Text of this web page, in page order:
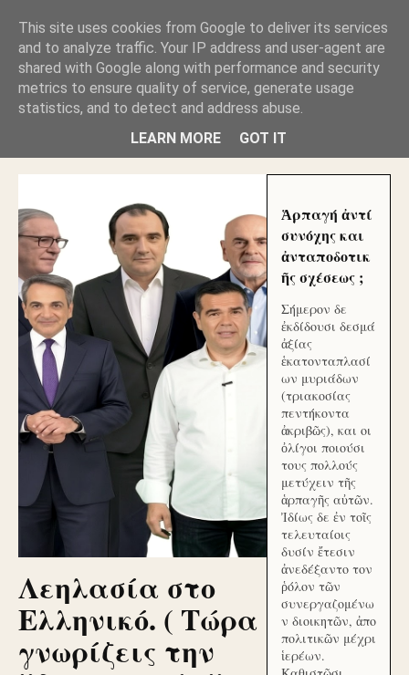
ΑΥΤΟΧΘΟΝΕΣ ΜΟΥ ΕΚΛΕΙΣΑΝ ΤΑ ΣΟΣΙΑΛ ΚΑΙ
ΦΙΜΩΣΑΝ ΤΟ SITE. ΟΙ ΧΙΛΙΑΔΕΣ ΜΙΚΡΟΕΠΕΝΔΥΤΕΣ
ΕΠΕΝΔΥΣΑΤΕ ΓΙΑ ΛΕΗΛΑΣΙΑ ΚΑΙ ΕΓΚΛΗΜΑ ?
ΓΛΥΦΑΔΑ WEB |ΟΙ ΜΕΓΑΛΟΙ ΚΛΕΠΤΑΙ ΑΠΟ ΤΟ
ΜΙΚΡΟΝ ΑΠΑΓΟΥΣΙ
Λεηλασία στο
Ελληνικό. ( Τώρα
γνωρίζεις την
Ἁρπαγή ἀντί
συνόχης και
ἀνταποδοτικ
ῆς σχέσεως ;
Σήμερον δε
ἐκδίδουσι δεσμά
ἀξίας
ἑκατονταπλασί
ων μυριάδων
(τριακοσίας
πεντήκοντα
ἀκριβῶς), και οι
ὀλίγοι ποιούσι
τους πολλούς
μετύχειν τῆς
ἁρπαγῆς αὐτῶν.
Ἰδίως δε ἐν τοῖς
τελευταίοις
δυσίν ἔτεσιν
ἀνεδέξαντο τον
ῥόλον τῶν
συνεργαζομένω
ν διοικητῶν, ἀπο
πολιτικῶν μέχρι
ἱερέων.
This site uses cookies from Google to deliver its services
and to analyze traffic. Your IP address and user-agent are
shared with Google along with performance and security
metrics to ensure quality of service, generate usage
statistics, and to detect and address abuse.
LEARN MORE
GOT IT